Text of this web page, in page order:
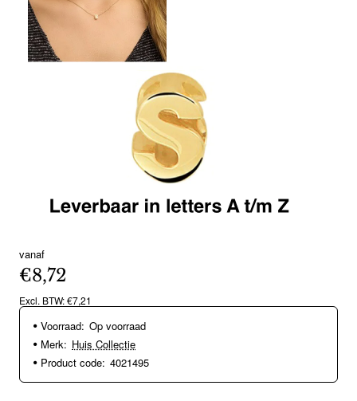
vanaf
€8,72
Excl. BTW: €7,21
Voorraad: Op voorraad
Merk: Huis Collectie
Product code: 4021495